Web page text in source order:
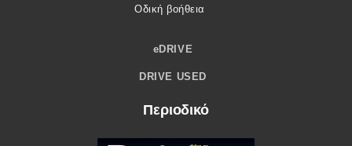
Οδική βοήθεια
eDRIVE
DRIVE USED
Περιοδικό